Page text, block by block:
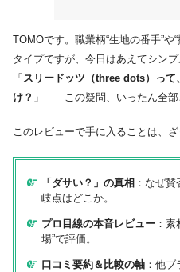
TOMOです。職業柄“生地の番手”や
タイプですが、今日はあえてシンプ
「 スリードッツ（three dots）っ
け？ 」――この疑問、いったん全部
このレビューで手に入ることは、ざ
「ダサい？」の真相 ：なぜ
岐点はどこか。
プロ目線の本音レビュー ：
場”で評価。
口コミ要約＆比較の軸 ：他